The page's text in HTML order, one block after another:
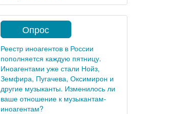
Опрос
Реестр иноагентов в России
пополняется каждую пятницу.
Иноагентами уже стали Нойз,
Земфира, Пугачева, Оксимирон и
другие музыканты. Изменилось ли
ваше отношение к музыкантам-
иноагентам?